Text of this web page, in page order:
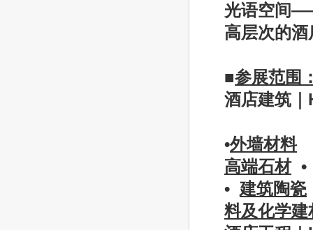
光语空间
高层次的
■参展范围
酒店建筑｜
•外墙材料
高端石材
• 建筑陶瓷
料及化学建